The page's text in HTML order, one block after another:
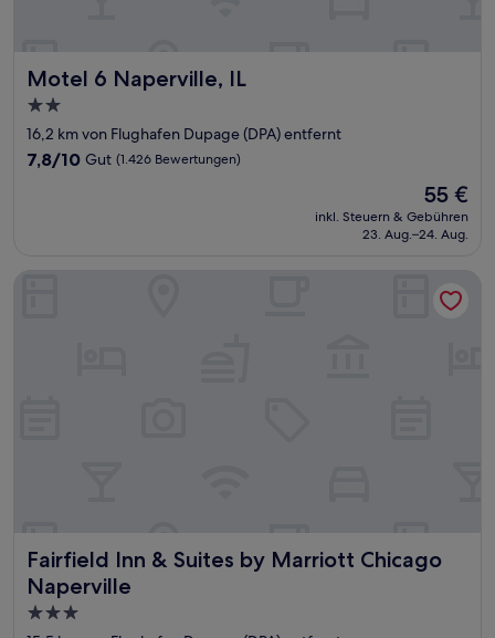
Motel 6 Naperville, IL
Motel 6 Naperville, IL
2.0-
Sterne-
Unterkunft
16,2 km von Flughafen Dupage (DPA) entfernt
7.8
7,8/10 Gut (1.426 Bewertungen)
Der
Preis
beträgt
55 €
inkl. Steuern & Gebühren
23. Aug.–24. Aug.
Fairfield Inn & Suites by Marriott Chicago
Naperville
Fairfield Inn & Suites by Marriott Chicago Naperville
3.0-
Fairfield Inn & Suites by Marriott Chicago Naperville